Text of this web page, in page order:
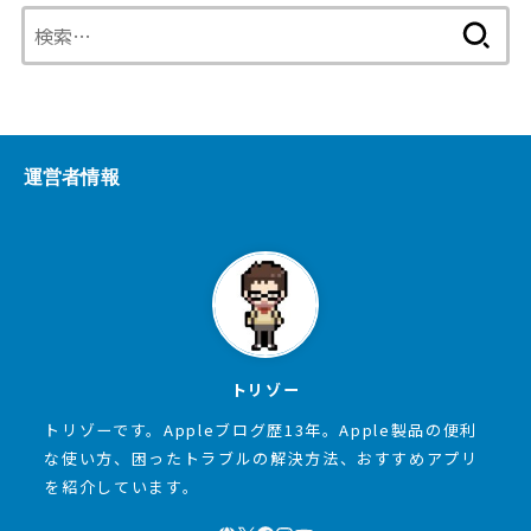
索:
運営者情報
トリゾー
トリゾーです。Appleブログ歴13年。Apple製品の便利
な使い方、困ったトラブルの解決方法、おすすめアプリ
を紹介しています。